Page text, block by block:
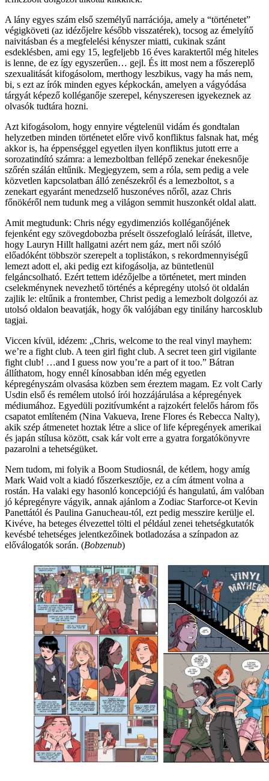
A lány egyes szám első személyű narrációja, amely a “történetet”
végigköveti (az idézőjelre később visszatérek), tocsog az émelyítő
naivitásban és a megfelelési kényszer miatti, cukinak szánt
esdeklésben, ami egy 15, legfeljebb 16 éves karaktertől még hiteles
is lenne, de ez így egyszerűen… gejl. És itt most nem a főszereplő
szexualitását kifogásolom, merthogy leszbikus, vagy ha más nem,
bi, s ezt az írók minden egyes képkockán, amelyen a vágyódása
tárgyát képező kolléganője szerepel, kényszeresen igyekeznek az
olvasók tudtára hozni.
Azt kifogásolom, hogy ennyire végtelenül vidám és gondtalan
helyzetben minden történetet előre vivő konfliktus falsnak hat, még
akkor is, ha éppenséggel egyetlen ilyen konfliktus jutott erre a
sorozatindító számra: a lemezboltban fellépő zenekar énekesnője
szőrén szálán eltűnik. Megjegyzem, sem a róla, sem pedig a vele
közvetlen kapcsolatban álló zenészekről és a lemezboltot, s a
zenekart egyaránt menedzselő huszonéves nőről, azaz Chris
főnökéről nem tudunk meg a világon semmit huszonkét oldal alatt.
Amit megtudunk: Chris négy egydimenziós kolléganőjének
fejenként egy szövegdobozba préselt összefoglaló leírását, illetve,
hogy Lauryn Hillt hallgatni azért nem gáz, mert női szóló
előadóként többször szerepelt a toplistákon, s rekordmennyiségű
lemezt adott el, aki pedig ezt kifogásolja, az büntetlenül
felgáncsolható. Ezért tettem idézőjelbe a történetet, mert minden
cselekménynek nevezhető történés a képregény utolsó öt oldalán
zajlik le: eltűnik a frontember, Christ pedig a lemezbolt dolgozói az
utolsó oldalon beavatják, hogy ők valójában egy tinilány harcosklub
tagjai.
Viccen kívül, idézem: „Chris, welcome to the real vinyl mayhem:
we’re a fight club. A teen girl fight club. A secret teen girl vigilante
fight club! …and I guess now you’re a part of it too.” Bátran
állíthatom, hogy ennél kínosabban idén még egyetlen
képregényszám olvasása közben sem éreztem magam. Ez volt Carly
Usdin első és remélem utolsó írói hozzájárulása a képregények
médiumához. Egyedüli pozitívumként a rajzokért felelős három fős
csapatot említeném (Nina Vakueva, Irene Flores és Rebecca Nalty),
akik szép átmenetet hoztak létre a slice of life képregények amerikai
és japán stílusa között, csak kár volt erre a gyatra forgatókönyvre
pazarolni a tehetségüket.
Nem tudom, mi folyik a Boom Studiosnál, de kétlem, hogy amíg
Mark Waid volt a kiadó főszerkesztője, ez a cím átment volna a
rostán. Ha valaki egy hasonló koncepciójú és hangulatú, ám valóban
jó képregényre vágyik, annak ajánlom a Zodiac Starforce-ot Kevin
Panettától és Paulina Ganucheau-tól, ezt pedig messzire kerülje el.
Kivéve, ha beteges élvezettel tölti el például zenei tehetségkutatók
kevésbé tehetséges jelentkezőinek botladozása a színpadon az
előválogatók során. (Bobzenub)